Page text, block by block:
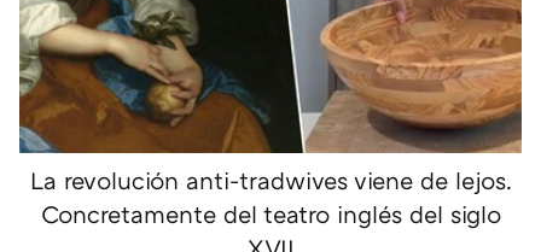
La revolución anti-tradwives viene de lejos.
Concretamente del teatro inglés del siglo